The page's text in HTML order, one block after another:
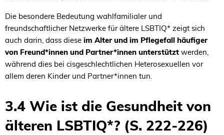
Die besondere Bedeutung wahlfamilialer und
freundschaftlicher Netzwerke für ältere LSBTIQ* zeigt sich
auch darin, dass diese im Alter und im Pflegefall häufiger
von Freund*innen und Partner*innen unterstützt werden,
während dies bei cisgeschlechtlichen Heterosexuellen vor
allem deren Kinder und Partner*innen tun.
3.4 Wie ist die Gesundheit von
älteren LSBTIQ*? (S. 222-226)